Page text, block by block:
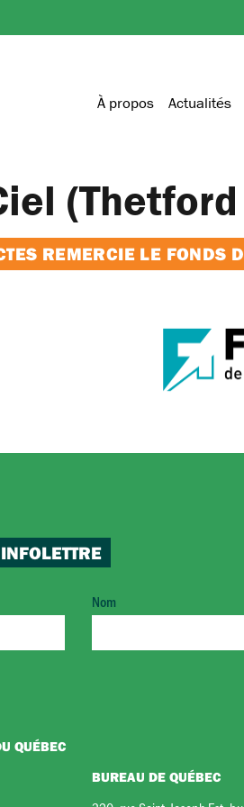
À propos Actualités
REMERCIE LE FONDS
Nom
QUÉBEC
BUREAU DE QUÉBEC